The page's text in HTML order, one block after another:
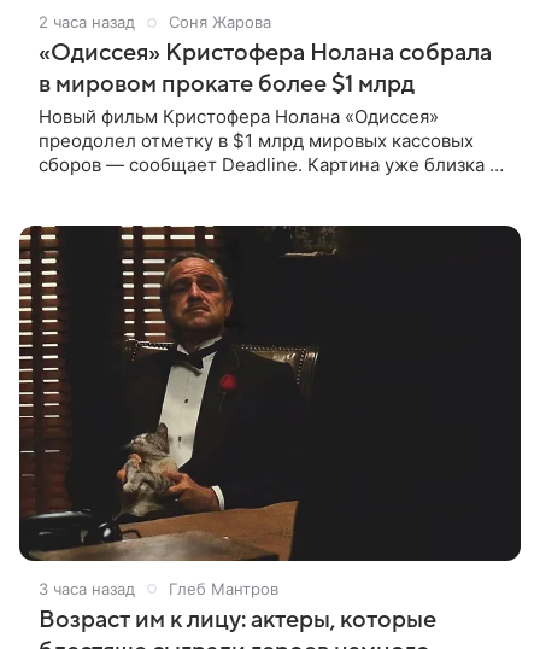
2 часа назад Соня Жарова
«Одиссея» Кристофера Нолана собрала
в мировом прокате более $1 млрд
Новый фильм Кристофера Нолана «Одиссея»
преодолел отметку в $1 млрд мировых кассовых
сборов — сообщает Deadline. Картина уже близка к
3 часа назад Глеб Мантров
Возраст им к лицу: актеры, которые